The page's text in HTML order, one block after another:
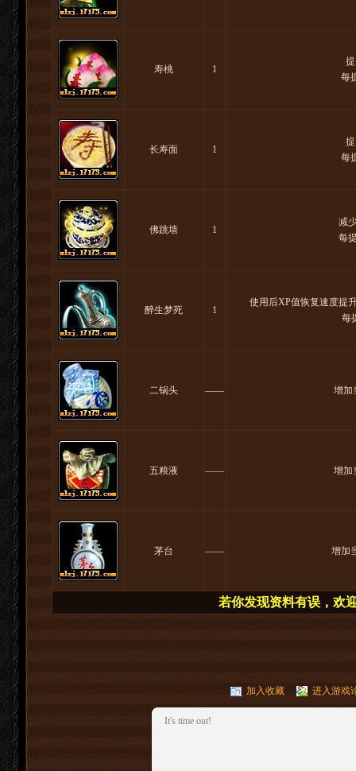
寿桃 1
每
长寿面 1
每
佛跳墙 1
减
每
醉生梦死 1
使用后XP值恢复速度提
每
二锅头 ―― 增加
五粮液 ―― 增加
茅台 ―― 增加
若你发现资料有误，欢
加入收藏 进入游戏
It's time out!